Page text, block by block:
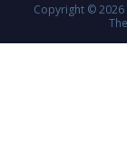
Copyright © 2026